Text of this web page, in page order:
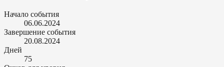
Начало события
06.06.2024
Завершение события
20.08.2024
Дней
75